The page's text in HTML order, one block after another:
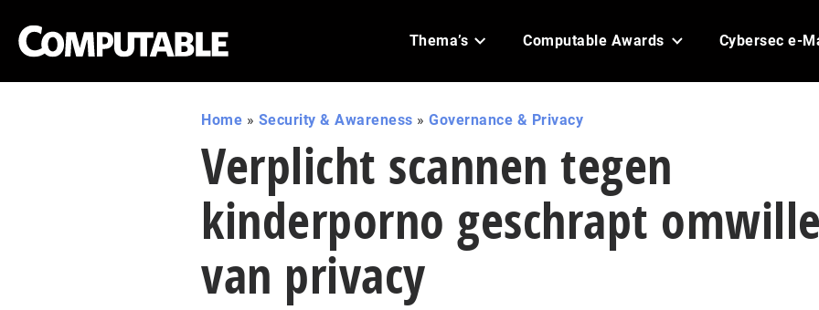
Thema’s Computable Awards Cybersec e-
Home » Security & Awareness » Governance & Privacy
Verplicht scannen tegen
kinderporno geschrapt omwille
van privacy